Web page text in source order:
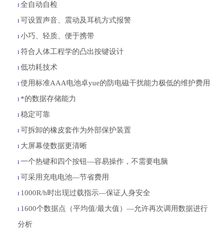
l全自动自检
l 可设置声音、震动及耳机方式报警
l小巧、轻质、便于携带
l符合人体工程学的凸出按键设计
l低功耗技术
l使用标准AAA电池卓yue的防电磁干扰能力极低的维护费用
l *的数据存储能力
l稳定可靠
l 可拆卸的橡皮套作为外部保护装置
l 大屏幕使数据更清晰
l一个热键和四个按钮—容易操作，不需要电脑
l 可采用充电电池—节省费用
l 1000R/h时出现过载指示—保证人身安全
l 1600个数据点（平均值/最大值）—允许再次调用数据进行
分析